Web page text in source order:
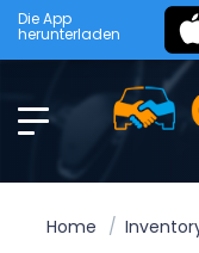
Die App
herunterladen
Home